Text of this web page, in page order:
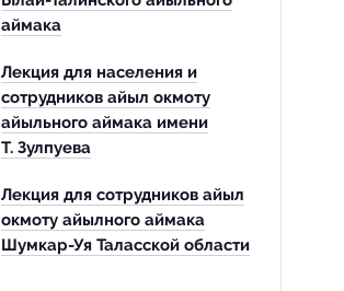
аймака
Лекция для населения и
сотрудников айыл окмоту
айыльного аймака имени
Т. Зулпуева
Лекция для сотрудников айыл
окмоту айылного аймака
Шумкар-Уя Таласской области